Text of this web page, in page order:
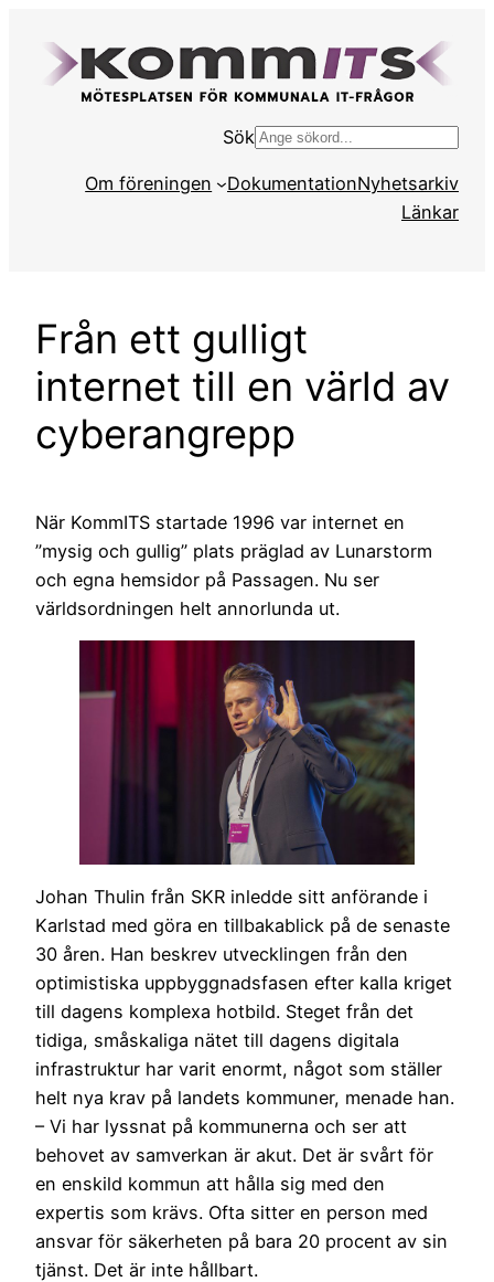
innehåll
SökS
k
Om föreningen DokumentationNyhetsarkiv
Länkar
Från ett gulligt
internet till en värld av
cyberangrepp
När KommITS startade 1996 var internet en
”mysig och gullig” plats präglad av Lunarstorm
och egna hemsidor på Passagen. Nu ser
världsordningen helt annorlunda ut.
Johan Thulin från SKR inledde sitt anförande i
Karlstad med göra en tillbakablick på de senaste
30 åren. Han beskrev utvecklingen från den
optimistiska uppbyggnadsfasen efter kalla kriget
till dagens komplexa hotbild. Steget från det
tidiga, småskaliga nätet till dagens digitala
infrastruktur har varit enormt, något som ställer
helt nya krav på landets kommuner, menade han.
– Vi har lyssnat på kommunerna och ser att
behovet av samverkan är akut. Det är svårt för
en enskild kommun att hålla sig med den
expertis som krävs. Ofta sitter en person med
ansvar för säkerheten på bara 20 procent av sin
tjänst. Det är inte hållbart.